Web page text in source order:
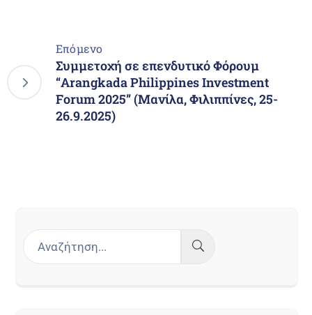
Επόμενο
Συμμετοχή σε επενδυτικό Φόρουμ
“Arangkada Philippines Investment
Forum 2025” (Μανίλα, Φιλιππίνες, 25-
26.9.2025)